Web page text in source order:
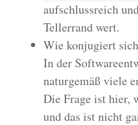
aufschlussreich
Tellerrand wert.
Wie konjugiert
In der
naturgemäß viele
Die Frage ist hier,
und das ist nicht